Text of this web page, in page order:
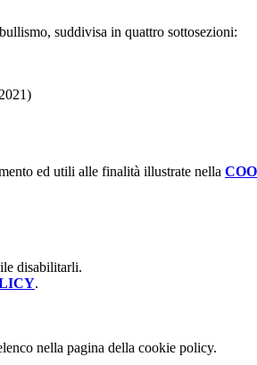
suddivisa in quattro sottosezioni:
ed utili alle finalità illustrate nella
disabilitarli.
.
nella pagina della cookie policy.